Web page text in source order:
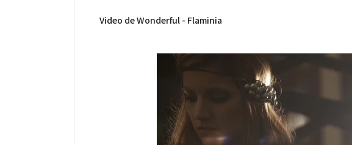
Video de Wonderful - Flaminia